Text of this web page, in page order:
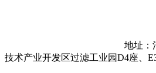
地址：
技术产业开发区过滤工业园D4座、